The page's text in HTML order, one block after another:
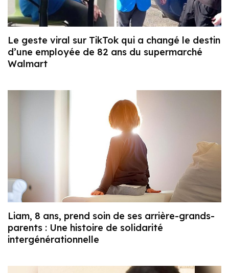
Le geste viral sur TikTok qui a changé le destin
d’une employée de 82 ans du supermarché
Walmart
Liam, 8 ans, prend soin de ses arrière-grands-
parents : Une histoire de solidarité
intergénérationnelle